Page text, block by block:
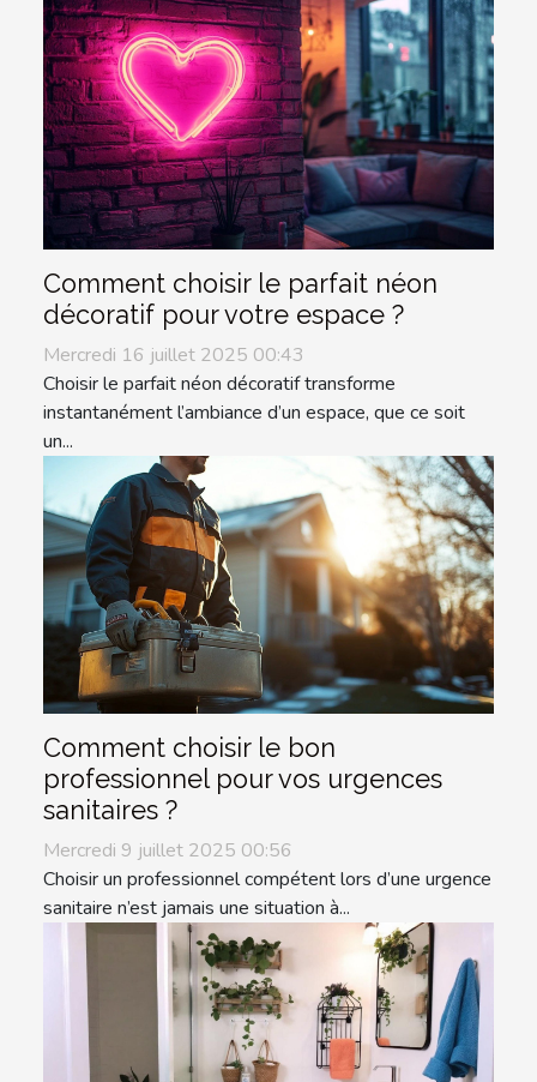
Comment choisir le parfait néon
décoratif pour votre espace ?
Mercredi 16 juillet 2025 00:43
Choisir le parfait néon décoratif transforme
instantanément l’ambiance d’un espace, que ce soit
un...
Comment choisir le bon
professionnel pour vos urgences
sanitaires ?
Mercredi 9 juillet 2025 00:56
Choisir un professionnel compétent lors d’une urgence
sanitaire n’est jamais une situation à...